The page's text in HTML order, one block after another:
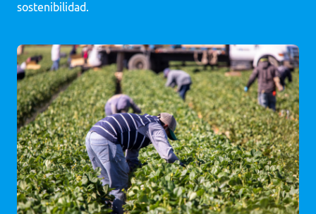
sostenibilidad.